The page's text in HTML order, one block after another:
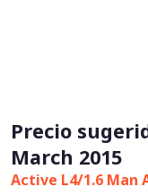
Precio
March 2015
Active L4/1.6 Man